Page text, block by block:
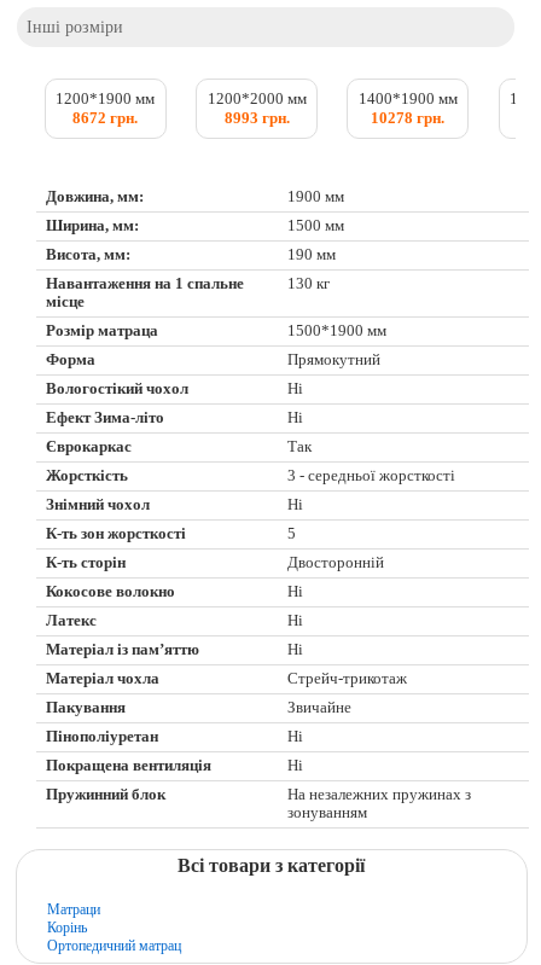
Інші розміри
1200*1900 мм
8672 грн.
1200*2000 мм
8993 грн.
1400*1900 мм
10278 грн.
Довжина, мм:
1900 мм
Ширина, мм:
1500 мм
Висота, мм:
190 мм
Навантаження на 1 спальне
місце
130 кг
Розмір матраца
1500*1900 мм
Форма
Прямокутний
Вологостікий чохол
Ні
Ефект Зима-літо
Ні
Єврокаркас
Так
Жорсткість
3 - середньої жорсткості
Знімний чохол
Ні
К-ть зон жорсткості
5
К-ть сторін
Двосторонній
Кокосове волокно
Ні
Латекс
Ні
Матеріал із пам’яттю
Ні
Матеріал чохла
Стрейч-трикотаж
Пакування
Звичайне
Пінополіуретан
Ні
Покращена вентиляція
Ні
Пружинний блок
На незалежних пружинах з
зонуванням
Всі товари з категорії
Матраци
Корінь
Ортопедичний матрац